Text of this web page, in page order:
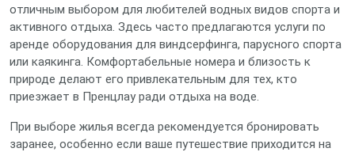
отличным выбором для любителей водных видов спорта и
активного отдыха. Здесь часто предлагаются услуги по
аренде оборудования для виндсерфинга, парусного спорта
или каякинга. Комфортабельные номера и близость к
природе делают его привлекательным для тех, кто
приезжает в Пренцлау ради отдыха на воде.
При выборе жилья всегда рекомендуется бронировать
заранее, особенно если ваше путешествие приходится на